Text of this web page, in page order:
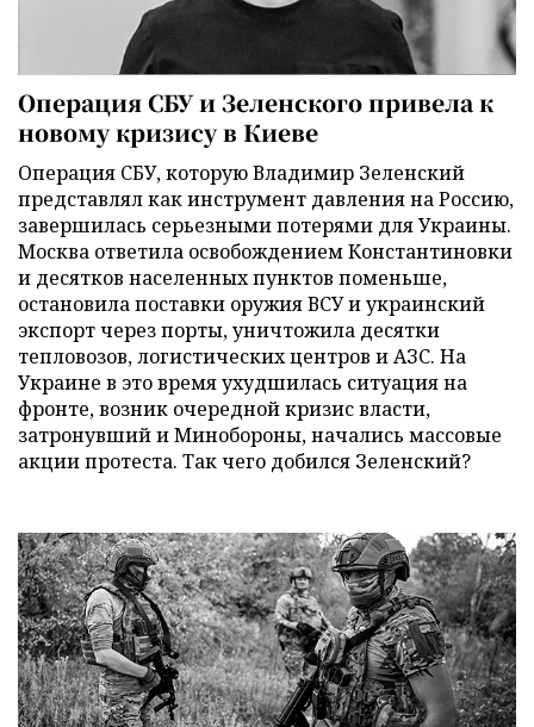
Операция СБУ и Зеленского привела к
новому кризису в Киеве
Операция СБУ, которую Владимир Зеленский
представлял как инструмент давления на Россию,
завершилась серьезными потерями для Украины.
Москва ответила освобождением Константиновки
и десятков населенных пунктов поменьше,
остановила поставки оружия ВСУ и украинский
экспорт через порты, уничтожила десятки
тепловозов, логистических центров и АЗС. На
Украине в это время ухудшилась ситуация на
фронте, возник очередной кризис власти,
затронувший и Минобороны, начались массовые
акции протеста. Так чего добился Зеленский?